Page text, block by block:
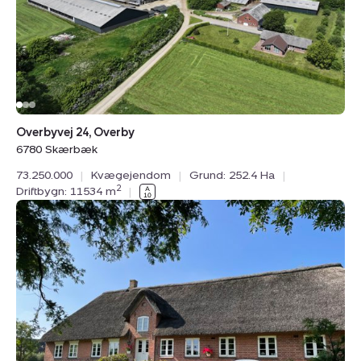
Overbyvej 24, Overby
6780 Skærbæk
73.250.000
| Kvægejendom | Grund: 252.4 Ha
|
Driftbygn: 11534 m2 |
Planteavlsgård
/
-
jord:
Rudbølvej
46,
6280
Højer